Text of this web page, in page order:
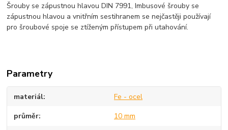
Šrouby se zápustnou hlavou DIN 7991, Imbusové šrouby se
zápustnou hlavou a vnitřním sestihranem se nejčastěji používají
pro šroubové spoje se ztíženým přístupem při utahování.
Parametry
materiál Fe - ocel
průměr 10 mm